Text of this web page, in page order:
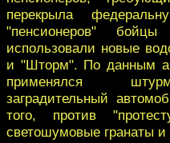
перекрыла
"пенсионеров"
использовали новые
и "Шторм". По данным
применялся
заградительный
того, против
светошумовые гранаты и